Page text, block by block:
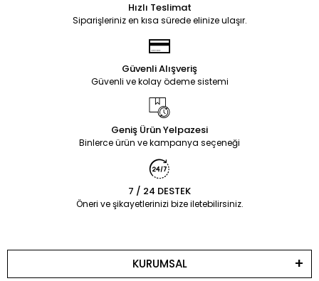
Hızlı Teslimat
Siparişleriniz en kısa sürede elinize ulaşır.
Güvenli Alışveriş
Güvenli ve kolay ödeme sistemi
Geniş Ürün Yelpazesi
Binlerce ürün ve kampanya seçeneği
7 / 24 DESTEK
Öneri ve şikayetlerinizi bize iletebilirsiniz.
KURUMSAL